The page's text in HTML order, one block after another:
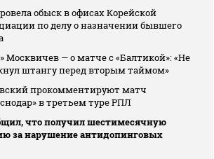
обыск в офисах Корейской
по делу о назначении бывшего
Москвичев — о матче с «Балтикой»: «Не
штангу перед вторым таймом»
прокомментируют матч
в третьем туре РПЛ
что получил шестимесячную
за нарушение антидопинговых